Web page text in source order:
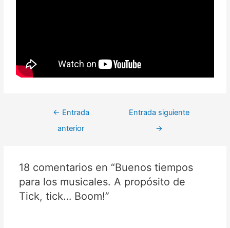
← Entrada
anterior
Entrada siguiente
→
18 comentarios en “Buenos tiempos
para los musicales. A propósito de
Tick, tick… Boom!”